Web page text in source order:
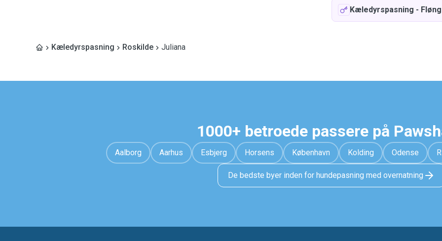
Kæledyrspasning - Fløng
Kæledyrspasning Roskilde Juliana
1000+ betroede passere på
Aalborg Aarhus Esbjerg Horsens København Kolding Odense
De bedste byer inden for hundepasning med overnatning